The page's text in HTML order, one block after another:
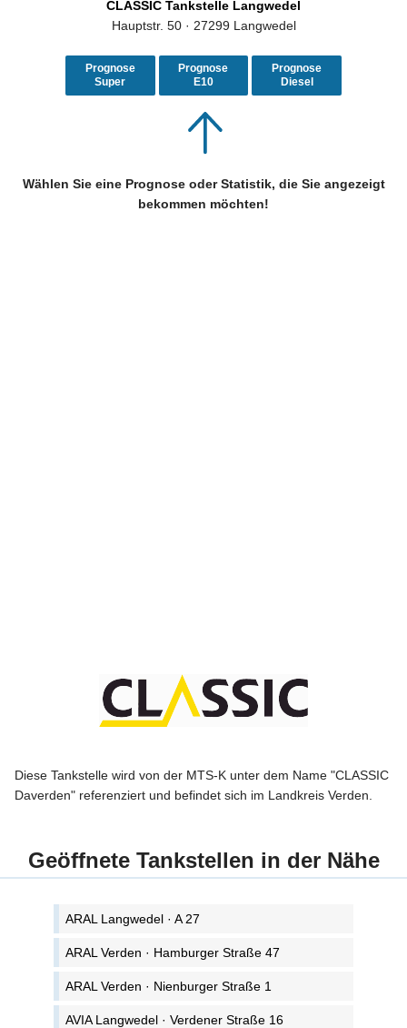
CLASSIC Tankstelle Langwedel
Hauptstr. 50 · 27299 Langwedel
Prognose
Super
Prognose
E10
Prognose
Diesel
Wählen Sie eine Prognose oder Statistik, die Sie angezeigt
bekommen möchten!
Diese Tankstelle wird von der MTS-K unter dem Name "CLASSIC
Daverden" referenziert und befindet sich im Landkreis Verden.
Geöffnete Tankstellen in der Nähe
ARAL Langwedel · A 27
ARAL Verden · Hamburger Straße 47
ARAL Verden · Nienburger Straße 1
AVIA Langwedel · Verdener Straße 16